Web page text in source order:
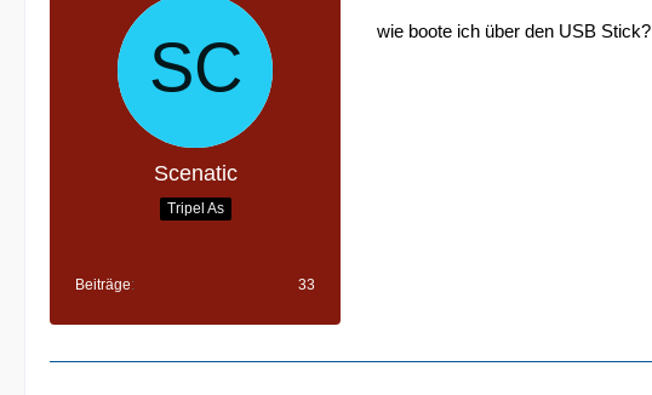
Scenatic
Tripel As
Beiträge 33
wie boote ich über den USB Stick?